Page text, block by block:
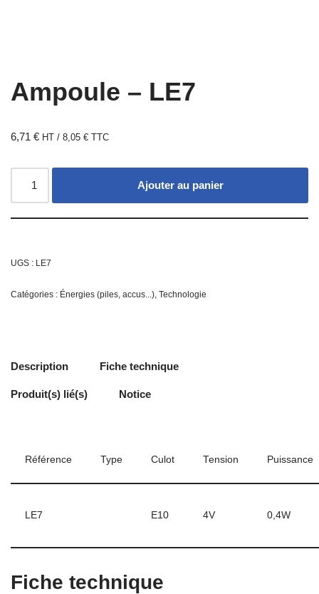
Ampoule – LE7
6,71 € HT / 8,05 € TTC
Ajouter au panier
UGS : LE7
Catégories : Énergies (piles, accus...) Technologie
Description Fiche technique
Produit(s) lié(s) Notice
Référence Type Culot Tension Puissance
LE7 E10 4V 0,4W
Fiche technique